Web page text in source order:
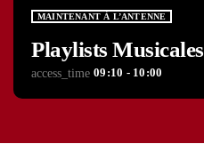
MAINTENANT À L’ANTENNE
Playlists Musicales
access_time 09:10 - 10:00